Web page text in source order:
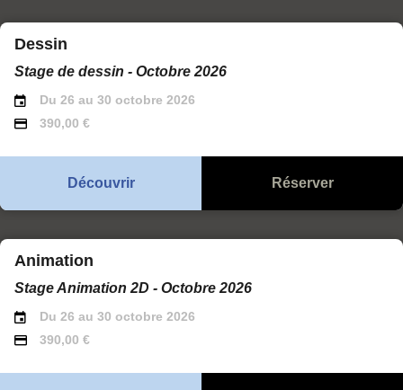
Dessin
Stage de dessin - Octobre 2026
Du 26 au 30 octobre 2026
390,00 €
Découvrir Réserver
Animation
Stage Animation 2D - Octobre 2026
Du 26 au 30 octobre 2026
390,00 €